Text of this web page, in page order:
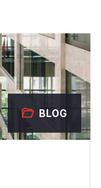
BLOG